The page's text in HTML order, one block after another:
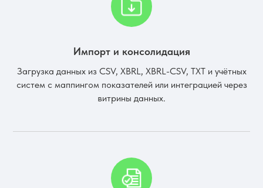
Импорт и консолидация
Загрузка данных из CSV, XBRL, XBRL-CSV, TXT и учётных
систем с маппингом показателей или интеграцией через
витрины данных.